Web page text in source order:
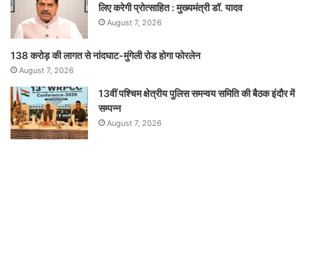
लिए करेगी प्रोत्साहित : मुख्यमंत्री डॉ. यादव
August 7, 2026
138 करोड़ की लागत से नांदघाट-मुंगेली रोड होगा फोरलेन
August 7, 2026
13वीं पश्चिम क्षेत्रीय पुलिस समन्वय समिति की बैठक इंदौर में
सम्पन्न
August 7, 2026